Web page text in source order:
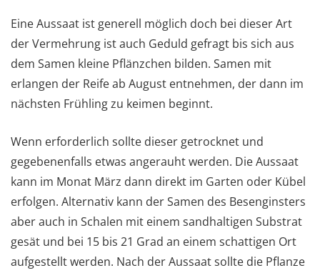
Eine Aussaat ist generell möglich doch bei dieser Art
der Vermehrung ist auch Geduld gefragt bis sich aus
dem Samen kleine Pflänzchen bilden. Samen mit
erlangen der Reife ab August entnehmen, der dann im
nächsten Frühling zu keimen beginnt.
Wenn erforderlich sollte dieser getrocknet und
gegebenenfalls etwas angerauht werden. Die Aussaat
kann im Monat März dann direkt im Garten oder Kübel
erfolgen. Alternativ kann der Samen des Besenginsters
aber auch in Schalen mit einem sandhaltigen Substrat
gesät und bei 15 bis 21 Grad an einem schattigen Ort
aufgestellt werden. Nach der Aussaat sollte die Pflanze